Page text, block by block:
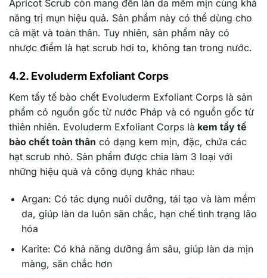
Apricot Scrub còn mang đến làn da mềm mịn cùng khả
năng trị mụn hiệu quả. Sản phẩm này có thể dùng cho
cả mặt và toàn thân. Tuy nhiên, sản phẩm này có
nhược điểm là hạt scrub hơi to, không tan trong nước.
4.2. Evoluderm Exfoliant Corps
Kem tẩy tế bào chết Evoluderm Exfoliant Corps là sản
phẩm có nguồn gốc từ nước Pháp và có nguồn gốc từ
thiên nhiên. Evoluderm Exfoliant Corps là kem tẩy tế
bào chết toàn thân có dạng kem mịn, đặc, chứa các
hạt scrub nhỏ. Sản phẩm được chia làm 3 loại với
những hiệu quả và công dụng khác nhau:
Argan: Có tác dụng nuôi dưỡng, tái tạo và làm mềm
da, giúp làn da luôn săn chắc, hạn chế tình trạng lão
hóa
Karite: Có khả năng dưỡng ẩm sâu, giúp làn da mịn
màng, săn chắc hơn